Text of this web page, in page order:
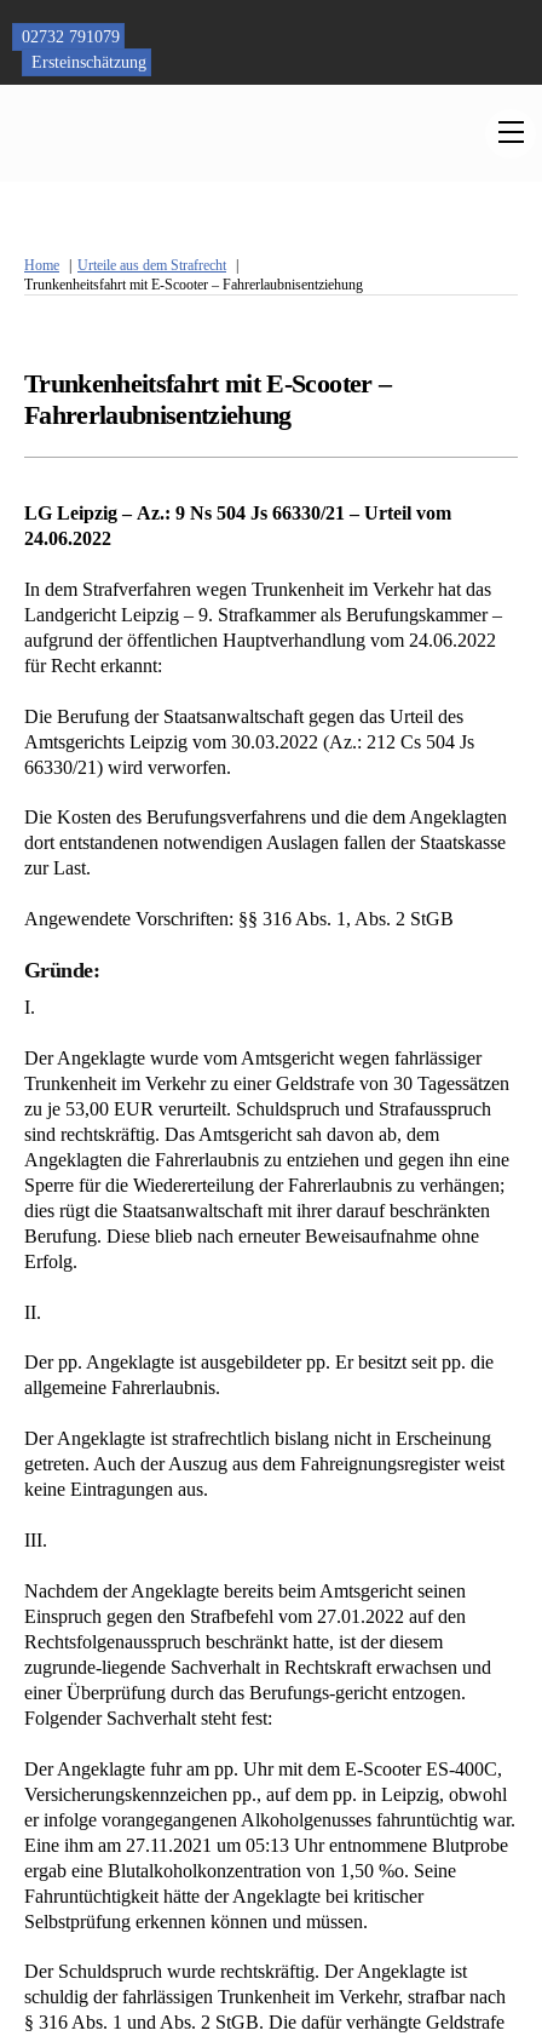
content
02732 791079
Ersteinschätzung
Home
Urteile aus dem Strafrecht
Trunkenheitsfahrt mit E-Scooter – Fahrerlaubnisentziehung
Trunkenheitsfahrt mit E-Scooter –
Fahrerlaubnisentziehung
LG Leipzig – Az.: 9 Ns 504 Js 66330/21 – Urteil vom
24.06.2022
In dem Strafverfahren wegen Trunkenheit im Verkehr hat das
Landgericht Leipzig – 9. Strafkammer als Berufungskammer –
aufgrund der öffentlichen Hauptverhandlung vom 24.06.2022
für Recht erkannt:
Die Berufung der Staatsanwaltschaft gegen das Urteil des
Amtsgerichts Leipzig vom 30.03.2022 (Az.: 212 Cs 504 Js
66330/21) wird verworfen.
Die Kosten des Berufungsverfahrens und die dem Angeklagten
dort entstandenen notwendigen Auslagen fallen der Staatskasse
zur Last.
Angewendete Vorschriften: §§ 316 Abs. 1, Abs. 2 StGB
Gründe:
I.
Der Angeklagte wurde vom Amtsgericht wegen fahrlässiger
Trunkenheit im Verkehr zu einer Geldstrafe von 30 Tagessätzen
zu je 53,00 EUR verurteilt. Schuldspruch und Strafausspruch
sind rechtskräftig. Das Amtsgericht sah davon ab, dem
Angeklagten die Fahrerlaubnis zu entziehen und gegen ihn eine
Sperre für die Wiedererteilung der Fahrerlaubnis zu verhängen;
dies rügt die Staatsanwaltschaft mit ihrer darauf beschränkten
Berufung. Diese blieb nach erneuter Beweisaufnahme ohne
Erfolg.
II.
Der pp. Angeklagte ist ausgebildeter pp. Er besitzt seit pp. die
allgemeine Fahrerlaubnis.
Der Angeklagte ist strafrechtlich bislang nicht in Erscheinung
getreten. Auch der Auszug aus dem Fahreignungsregister weist
keine Eintragungen aus.
III.
Nachdem der Angeklagte bereits beim Amtsgericht seinen
Einspruch gegen den Strafbefehl vom 27.01.2022 auf den
Rechtsfolgenausspruch beschränkt hatte, ist der diesem
zugrunde-liegende Sachverhalt in Rechtskraft erwachsen und
einer Überprüfung durch das Berufungs-gericht entzogen.
Folgender Sachverhalt steht fest:
Der Angeklagte fuhr am pp. Uhr mit dem E-Scooter ES-400C,
Versicherungskennzeichen pp., auf dem pp. in Leipzig, obwohl
er infolge vorangegangenen Alkoholgenusses fahruntüchtig war.
Eine ihm am 27.11.2021 um 05:13 Uhr entnommene Blutprobe
ergab eine Blutalkoholkonzentration von 1,50 %o. Seine
Fahruntüchtigkeit hätte der Angeklagte bei kritischer
Selbstprüfung erkennen können und müssen.
Der Schuldspruch wurde rechtskräftig. Der Angeklagte ist
schuldig der fahrlässigen Trunkenheit im Verkehr, strafbar nach
§ 316 Abs. 1 und Abs. 2 StGB. Die dafür verhängte Geldstrafe